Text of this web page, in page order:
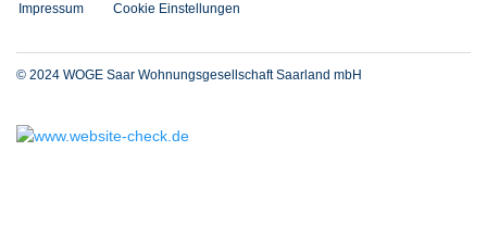
Impressum Cookie Einstellungen
© 2024 WOGE Saar Wohnungsgesellschaft Saarland mbH